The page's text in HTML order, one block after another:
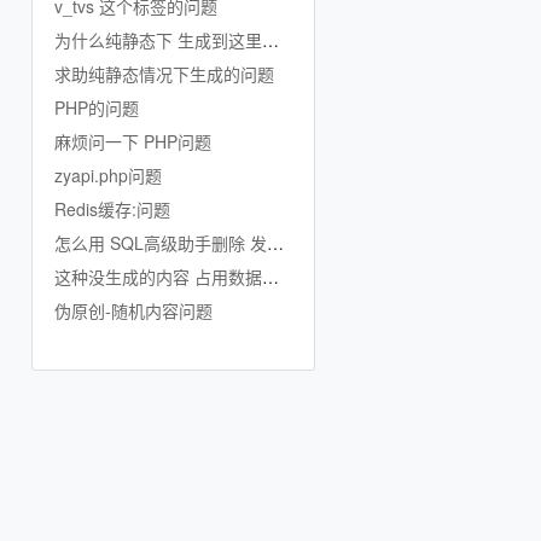
v_tvs 这个标签的问题
为什么纯静态下 生成到这里就不生成了
求助纯静态情况下生成的问题
PHP的问题
麻烦问一下 PHP问题
zyapi.php问题
Redis缓存:问题
怎么用 SQL高级助手删除 发行公司的数据啊
这种没生成的内容 占用数据库吗
伪原创-随机内容问题